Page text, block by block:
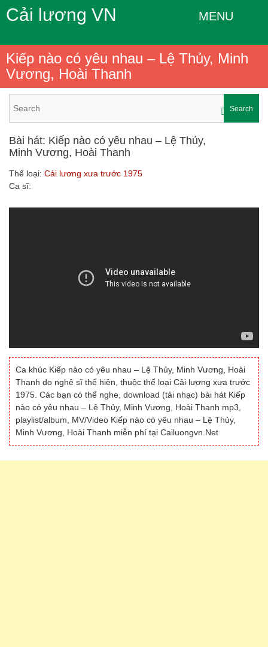
Cải lương VN MENU
Kiếp nào có yêu nhau – Lệ Thủy, Minh
Vương, Hoài Thanh
Search
Bài hát: Kiếp nào có yêu nhau – Lệ Thủy,
Minh Vương, Hoài Thanh
Thể loại: Cải lương xưa trước 1975
Ca sĩ:
Ca khúc Kiếp nào có yêu nhau – Lệ Thủy, Minh Vương, Hoài
Thanh do nghệ sĩ thể hiện, thuộc thể loại Cải lương xưa trước
1975. Các bạn có thể nghe, download (tải nhạc) bài hát Kiếp
nào có yêu nhau – Lệ Thủy, Minh Vương, Hoài Thanh mp3,
playlist/album, MV/Video Kiếp nào có yêu nhau – Lệ Thủy,
Minh Vương, Hoài Thanh miễn phí tại Cailuongvn.Net